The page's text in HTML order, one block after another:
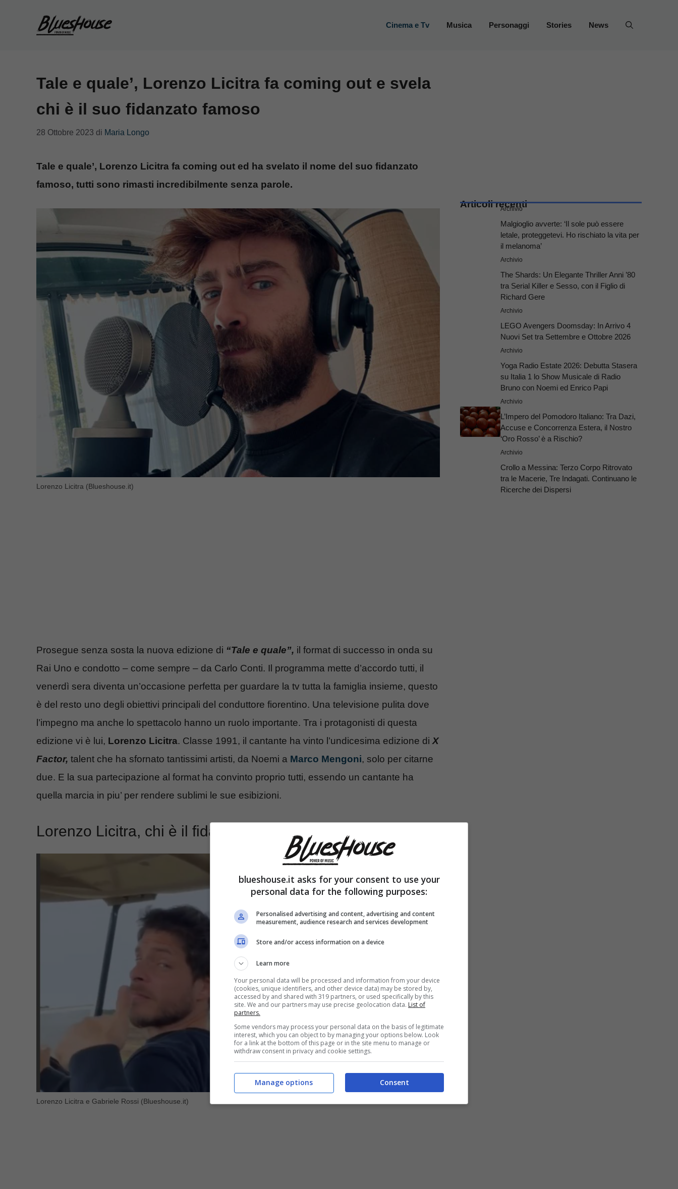
Cinema e Tv Musica Personaggi Stories News
Tale e quale’, Lorenzo Licitra fa coming out e svela
chi è il suo fidanzato famoso
28 Ottobre 2023 di Maria Longo
Tale e quale’, Lorenzo Licitra fa coming out ed ha svelato il nome del suo fidanzato
famoso, tutti sono rimasti incredibilmente senza parole.
Lorenzo Licitra (Blueshouse.it)
Prosegue senza sosta la nuova edizione di “Tale e quale”, il format di successo in onda su
Rai Uno e condotto – come sempre – da Carlo Conti. Il programma mette d’accordo tutti, il
venerdì sera diventa un’occasione perfetta per guardare la tv tutta la famiglia insieme, questo
è del resto uno degli obiettivi principali del conduttore fiorentino. Una televisione pulita dove
l’impegno ma anche lo spettacolo hanno un ruolo importante. Tra i protagonisti di questa
edizione vi è lui, Lorenzo Licitra. Classe 1991, il cantante ha vinto l’undicesima edizione diX
Factor, talent che ha sfornato tantissimi artisti, da Noemi a Marco Mengoni, solo per citarne
due. E la sua partecipazione al format ha convinto proprio tutti, essendo un cantante ha
quella marcia in piu’ per rendere sublimi le sue esibizioni.
Lorenzo Licitra, chi è il fidanzato famoso
Lorenzo Licitra e Gabriele Rossi (Blueshouse.it)
Articoli recenti
Archivio
Malgioglio avverte: ‘Il sole può essere
letale, proteggetevi. Ho rischiato la vita per
il melanoma’
Archivio
The Shards: Un Elegante Thriller Anni ’80
tra Serial Killer e Sesso, con il Figlio di
Richard Gere
Archivio
LEGO Avengers Doomsday: In Arrivo 4
Nuovi Set tra Settembre e Ottobre 2026
Archivio
Yoga Radio Estate 2026: Debutta Stasera
su Italia 1 lo Show Musicale di Radio
Bruno con Noemi ed Enrico Papi
Archivio
L’Impero del Pomodoro Italiano: Tra Dazi,
Accuse e Concorrenza Estera, il Nostro
‘Oro Rosso’ è a Rischio?
Archivio
Crollo a Messina: Terzo Corpo Ritrovato
tra le Macerie, Tre Indagati. Continuano le
Ricerche dei Dispersi
blueshouse.it asks for your consent to use your
personal data for the following purposes:
Personalised advertising and content, advertising and content
measurement, audience research and services development
Store and/or access information on a device
Learn more
Your personal data will be processed and information from your device
(cookies, unique identifiers, and other device data) may be stored by,
accessed by and shared with 319 partners, or used specifically by this
site. We and our partners may use precise geolocation data. List of
partners.
Some vendors may process your personal data on the basis of legitimate
interest, which you can object to by managing your options below. Look
for a link at the bottom of this page or in the site menu to manage or
withdraw consent in privacy and cookie settings.
Consent
Manage options